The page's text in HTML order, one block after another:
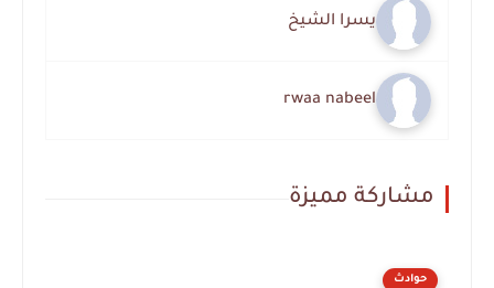
يسرا الشيخ
rwaa nabeel
مشاركة مميزة
حوادث